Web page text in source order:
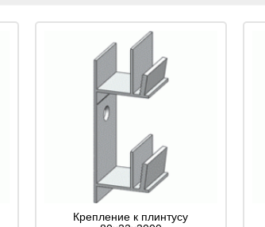
Крепление к плинтусу